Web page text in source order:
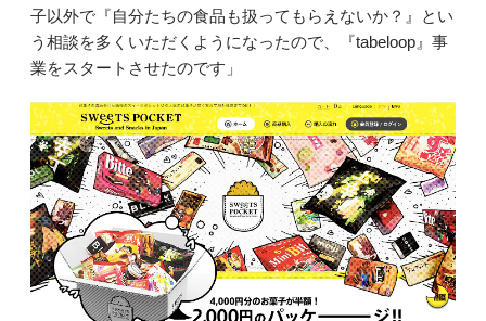
子以外で『自分たちの食品も扱ってもらえないか？』とい
う相談を多くいただくようになったので、『tabeloop』事
業をスタートさせたのです」